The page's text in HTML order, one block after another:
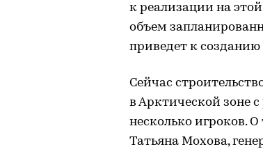
к реализации на
объем
приведет к
Сейчас
в Арктической зоне
несколько игроков. О
Татьяна Мохова,